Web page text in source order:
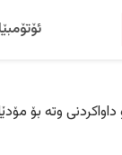
داواکردنی وتە بۆ